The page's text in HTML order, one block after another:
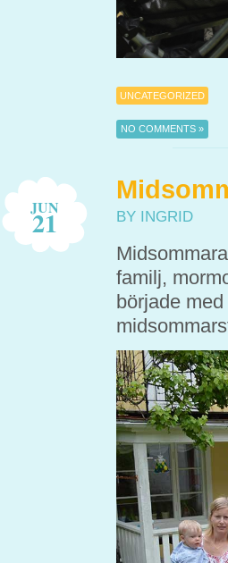
UNCATEGORIZED
NO COMMENTS »
JUN
21 BY INGRID
familj,
började